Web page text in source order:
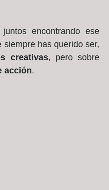
encontrando ese
siempre has querido ser,
creativas, pero sobre
acción.